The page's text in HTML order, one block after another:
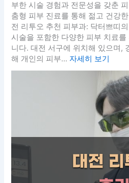
부한 시술 경험과 전문성을 갖춘
춤형 피부 진료를 통해 젊고 건강
전 리투오 추천 피부과: 닥터쁘띠
시술을 포함한 다양한 피부 치료
니다. 대전 서구에 위치해 있으며,
해 개인의 피부... 자세히 보기